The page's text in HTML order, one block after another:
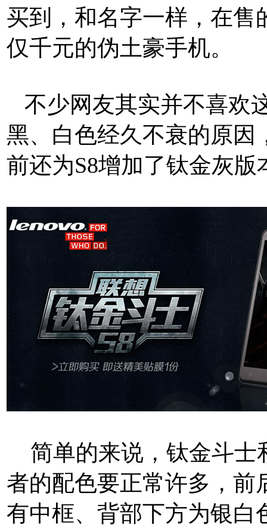
买到，和名字一样，在售
仅千元的伪土豪手机。
不少网友其实并不喜欢
黑、白色经久不衰的原因
前还为S8增加了钛金灰
简单的来说，钛金斗士
者的配色要正常许多，前
有中框、背部下方为银白